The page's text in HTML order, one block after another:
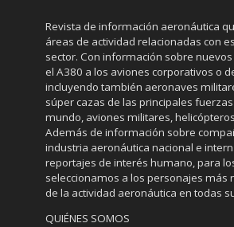
Revista de información aeronáutica
áreas de actividad relacionadas con
sector. Con información sobre
el A380 a los aviones corporativos o
incluyendo también aeronaves
súper cazas de las principales
mundo, aviones militares,
Además de información sobre
industria aeronáutica nacional e
reportajes de interés humano, para
seleccionamos a los personajes más
de la actividad aeronáutica en todas
QUIÉNES SOMOS